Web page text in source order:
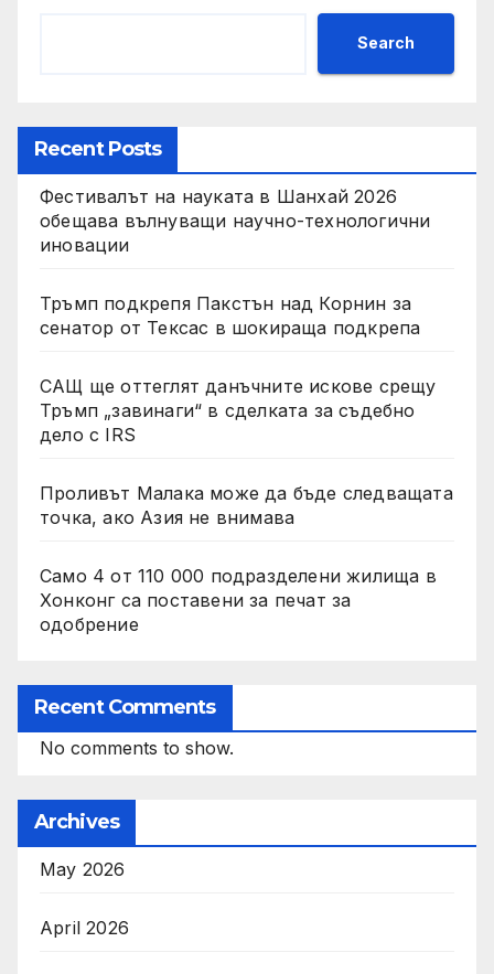
Search
Recent Posts
Фестивалът на науката в Шанхай 2026
обещава вълнуващи научно-технологични
иновации
Тръмп подкрепя Пакстън над Корнин за
сенатор от Тексас в шокираща подкрепа
САЩ ще оттеглят данъчните искове срещу
Тръмп „завинаги“ в сделката за съдебно
дело с IRS
Проливът Малака може да бъде следващата
точка, ако Азия не внимава
Само 4 от 110 000 подразделени жилища в
Хонконг са поставени за печат за
одобрение
Recent Comments
No comments to show.
Archives
May 2026
April 2026